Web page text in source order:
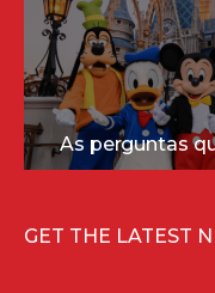
GET THE LATEST